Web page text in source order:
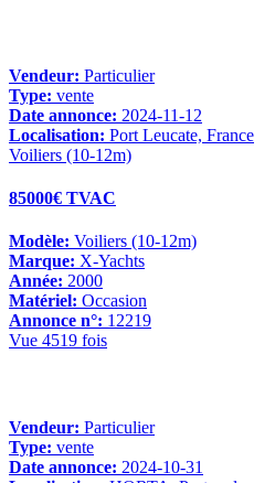
Vendeur: Particulier
Type: vente
Date annonce: 2024-11-12
Localisation: Port Leucate, France
Voiliers (10-12m)
85000€ TVAC
Modèle: Voiliers (10-12m)
Marque: X-Yachts
Année: 2000
Matériel: Occasion
Annonce n°: 12219
Vue 4519 fois
Vendeur: Particulier
Type: vente
Date annonce: 2024-10-31